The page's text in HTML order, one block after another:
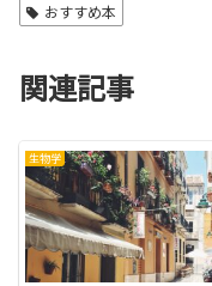
おすすめ本
関連記事
生物学